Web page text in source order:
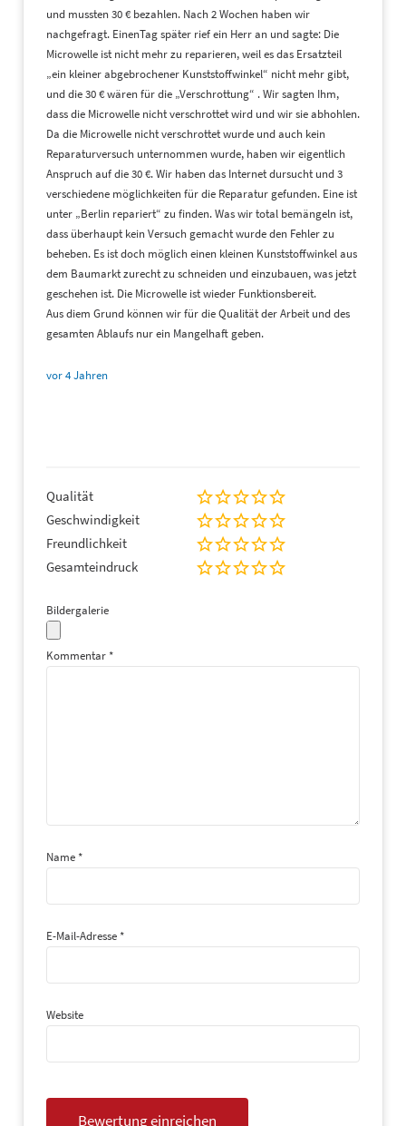
und mussten 30 € bezahlen. Nach 2 Wochen haben wir
nachgefragt. EinenTag später rief ein Herr an und sagte: Die
Microwelle ist nicht mehr zu reparieren, weil es das Ersatzteil
„ein kleiner abgebrochener Kunststoffwinkel“ nicht mehr gibt,
und die 30 € wären für die „Verschrottung“ . Wir sagten Ihm,
dass die Microwelle nicht verschrottet wird und wir sie abhohlen.
Da die Microwelle nicht verschrottet wurde und auch kein
Reparaturversuch unternommen wurde, haben wir eigentlich
Anspruch auf die 30 €. Wir haben das Internet dursucht und 3
verschiedene möglichkeiten für die Reparatur gefunden. Eine ist
unter „Berlin repariert“ zu finden. Was wir total bemängeln ist,
dass überhaupt kein Versuch gemacht wurde den Fehler zu
beheben. Es ist doch möglich einen kleinen Kunststoffwinkel aus
dem Baumarkt zurecht zu schneiden und einzubauen, was jetzt
geschehen ist. Die Microwelle ist wieder Funktionsbereit.
Aus diem Grund können wir für die Qualität der Arbeit und des
gesamten Ablaufs nur ein Mangelhaft geben.
vor 4 Jahren
Qualität
Geschwindigkeit
Freundlichkeit
Gesamteindruck
Bildergalerie
Kommentar *
Name *
E-Mail-Adresse *
Website